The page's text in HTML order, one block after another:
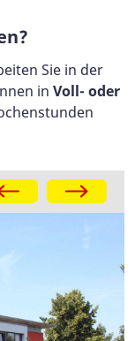
Sie in der
in Voll- oder